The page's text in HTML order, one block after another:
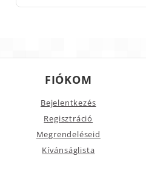
FIÓKOM
Bejelentkezés
Regisztráció
Megrendeléseid
Kívánságlista